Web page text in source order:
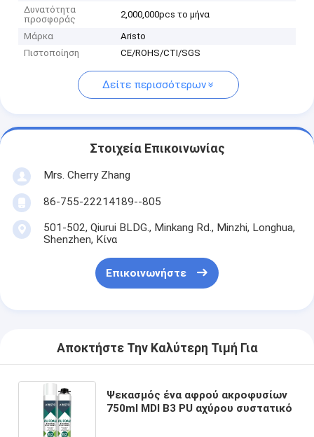
Δυνατότητα
προσφοράς
2,000,000pcs το μήνα
Μάρκα
Aristo
Πιστοποίηση
CE/ROHS/CTI/SGS
Δείτε περισσότερων
Στοιχεία Επικοινωνίας
Mrs. Cherry Zhang
86-755-22214189--805
501-502, Qiurui BLDG., Minkang Rd., Minzhi, Longhua,
Shenzhen, Κίνα
Επικοινωνήστε
Αποκτήστε Την Καλύτερη Τιμή Για
Ψεκασμός ένα αφρού ακροφυσίων
750ml MDI B3 PU αχύρου συστατικό